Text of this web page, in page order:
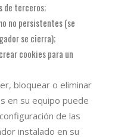
de terceros;
no persistentes (se
se cierra);
cookies para un
bloquear o eliminar
en su equipo puede
de las
instalado en su